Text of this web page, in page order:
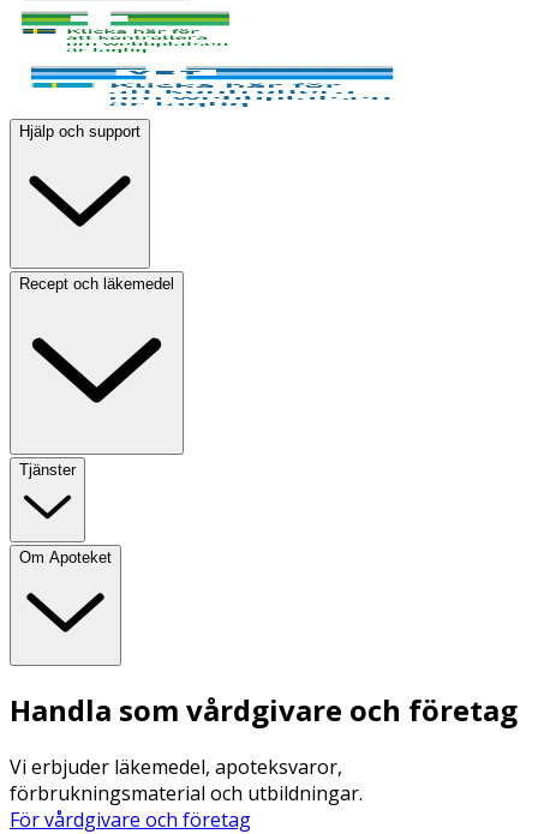
Hjälp och support
Recept och läkemedel
Tjänster
Om Apoteket
Handla som vårdgivare och företag
Vi erbjuder läkemedel, apoteksvaror,
förbrukningsmaterial och utbildningar.
För vårdgivare och företag